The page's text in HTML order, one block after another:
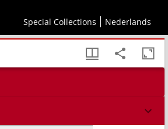
Special Collections Nederlands